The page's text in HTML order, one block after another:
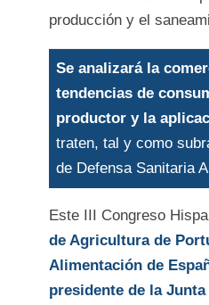
producción y el
Se analizará la
tendencias de
productor y la
traten, tal y como
de Defensa Sanitaria
Este III Congreso
de Agricultura de
Alimentación de
presidente de la